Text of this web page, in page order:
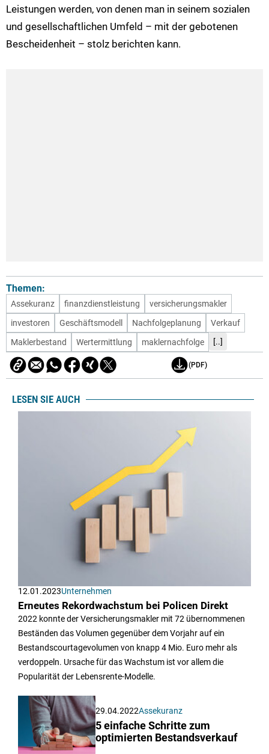
Leistungen werden, von denen man in seinem sozialen
und gesellschaftlichen Umfeld – mit der gebotenen
Bescheidenheit – stolz berichten kann.
Themen:
Assekuranz finanzdienstleistung
versicherungsmakler
investoren
Geschäftsmodell Nachfolgeplanung
Verkauf
Maklerbestand
Wertermittlung maklernachfolge [..]
(PDF)
LESEN SIE AUCH
12.01.2023Unternehmen
Erneutes Rekordwachstum bei Policen Direkt
2022 konnte der Versicherungsmakler mit 72 übernommenen
Beständen das Volumen gegenüber dem Vorjahr auf ein
Bestandscourtagevolumen von knapp 4 Mio. Euro mehr als
verdoppeln. Ursache für das Wachstum ist vor allem die
Popularität der Lebensrente-Modelle.
29.04.2022Assekuranz
5 einfache Schritte zum
optimierten Bestandsverkauf